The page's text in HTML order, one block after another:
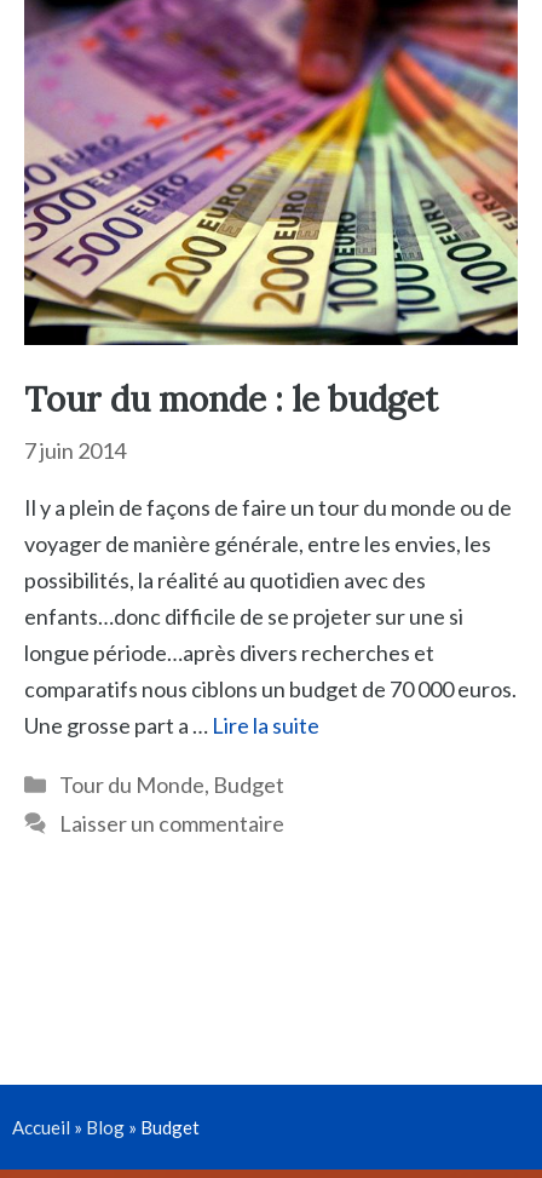
Tour du monde : le budget
7 juin 2014
Il y a plein de façons de faire un tour du monde ou de
voyager de manière générale, entre les envies, les
possibilités, la réalité au quotidien avec des
enfants…donc difficile de se projeter sur une si
longue période…après divers recherches et
comparatifs nous ciblons un budget de 70 000 euros.
Une grosse part a … Lire la suite
Catégories
Tour du Monde, Budget
Laisser un commentaire
Accueil » Blog » Budget